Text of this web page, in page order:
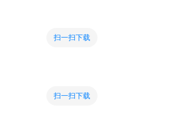
扫一扫下载
扫一扫下载